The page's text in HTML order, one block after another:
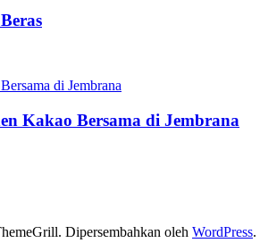
Kakao Bersama di Jembrana
Dipersembahkan oleh WordPress.